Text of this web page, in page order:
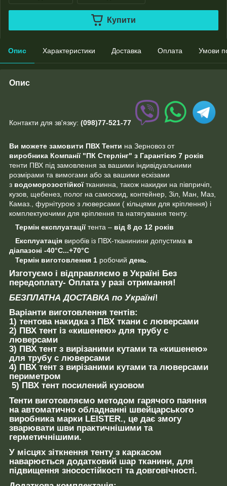
Купити
Опис Характеристики Доставка Оплата Умови
Опис
Контакти для зв'язку: (098)77-521-77
Ви можете замовити ПВХ Тенти на Зерновоз от
виробника Компанії "ПК Стерлінг" з Гарантією 7 років
тенти ПВХ під замовлення за вашими індивідуальними
розмірами та вимогами або за вашими ескізами
з водоморозостійкоїтканинна, також накидки на півпричіп,
кузов, щебенез, полог на самоскид, контейнер, Зіл, Ман, Маз,
Камаз., фурнітурою з люверсами ( кільцями для кріплення) і
комплектуючими для кріплення та натягування тенту.
Термін експлуатаціїтента – від 8 до 12 років
Експлуатація виробів із ПВХ-тканинини допустима в
діапазоні -40°C...+70°C
Термін виготовлення 1 робочий день
Изготуємо і відправляємо в Україні Без
передоплату- Оплата у разі отримання!
БЕЗПЛАТНА ДОСТАВКА по Україні!
Варіанти виготовлення тентів:
1) тентова накидка з ПВХ ткани с люверсами
2) ПВХ тент із «кишенею» для трубу с
люверсами
3) ПВХ тент з вирізаними кутами та «кишенею»
для трубу с люверсами
4) ПВХ тент з вирізаними кутами та люверсами
периметром
5) ПВХ тент посилений кузовом
Тенти виготовляємо методом гарячого паяння
на автоматично обладнанні швейцарського
виробника марки LEISTER., це дає змогу
зварювати шви практичнішими та
герметичнішими.
У місцях зіткнення тенту з каркасом
наварюється додатковий шар тканини, для
підвищення зносостійкості та довговічності.